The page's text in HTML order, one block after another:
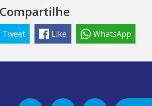
Compartilhe
Tweet Like WhatsApp